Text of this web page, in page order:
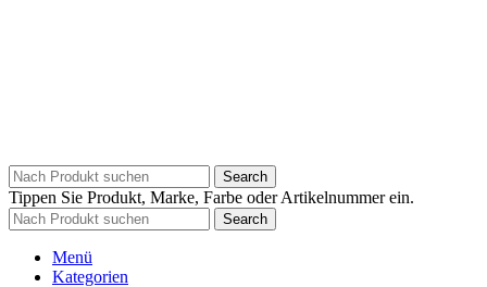
Search
Tippen Sie Produkt, Marke, Farbe oder Artikelnummer ein.
Search
Menü
Kategorien